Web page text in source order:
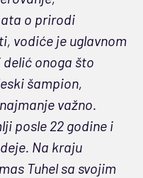
o prirodi
vodiće je uglavnom
onoga što
šampion,
važno.
posle 22 godine i
Na kraju
Tuhel sa svojim